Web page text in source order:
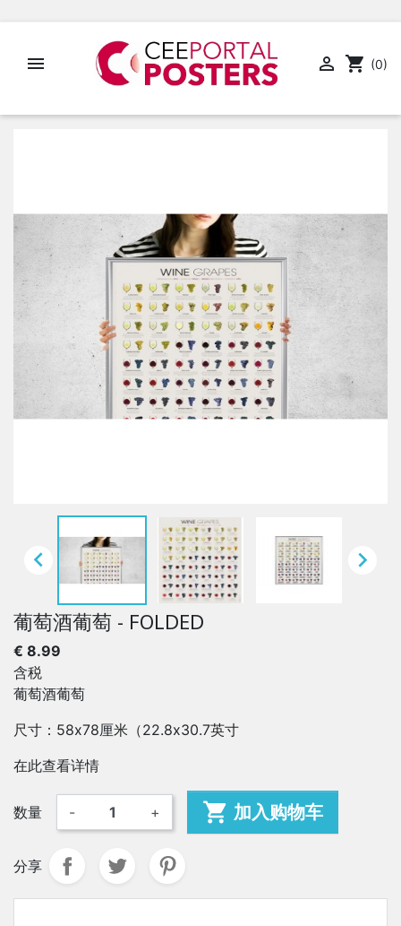
  shopping_cart (0)
 
葡萄酒葡萄 - FOLDED
€ 8.99
含税
葡萄酒葡萄
尺寸：58x78厘米（22.8x30.7英寸
在此查看详情
数量 - +  加入购物车
分享